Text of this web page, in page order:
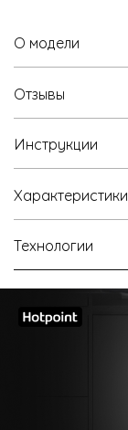
О модели
Отзывы
Инструкции
Характеристики
Технологии